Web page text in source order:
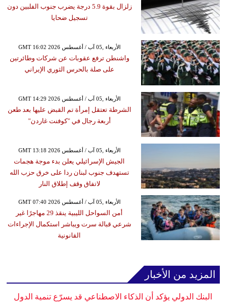
زلزال بقوة 5.9 درجة يضرب جنوب الفلبين دون
تسجيل ضحايا
GMT 16:02 2026 الأربعاء ,05 آب / أغسطس
واشنطن ترفع عقوبات عن شركات وطائرتين
على صلة بالحرس الثوري الإيراني
GMT 14:29 2026 الأربعاء ,05 آب / أغسطس
الشرطة تعتقل إمرأة تم القبض عليها بعد طعن
أربعة رجال في "كوفنت غاردن"
GMT 13:18 2026 الأربعاء ,05 آب / أغسطس
الجيش الإسرائيلي يعلن بدء موجة هجمات
تستهدف جنوب لبنان ردا على خرق حزب الله
لاتفاق وقف إطلاق النار
GMT 07:40 2026 الأربعاء ,05 آب / أغسطس
أمن السواحل الليبية ينقذ 29 مهاجرًا غير
شرعي قبالة سرت ويباشر استكمال الإجراءات
القانونية
المزيد من الأخبار
البنك الدولي يؤكد أن الذكاء الاصطناعي قد يسرّع تنمية الدول